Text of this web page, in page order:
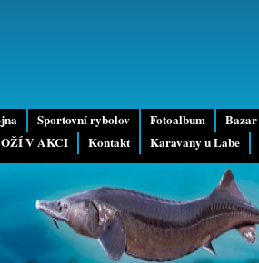
Sportovní rybolov Fotoalbum Bazar
V AKCI Kontakt Karavany u Labe